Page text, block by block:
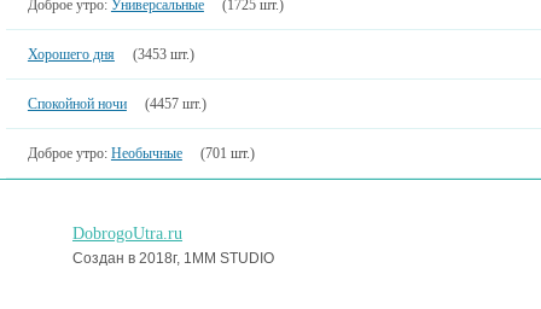
Доброе утро: Универсальные (1725 шт.)
Хорошего дня (3453 шт.)
Спокойной ночи (4457 шт.)
Доброе утро: Необычные (701 шт.)
DobrogoUtra.ru
Создан в 2018г, 1MM STUDIO